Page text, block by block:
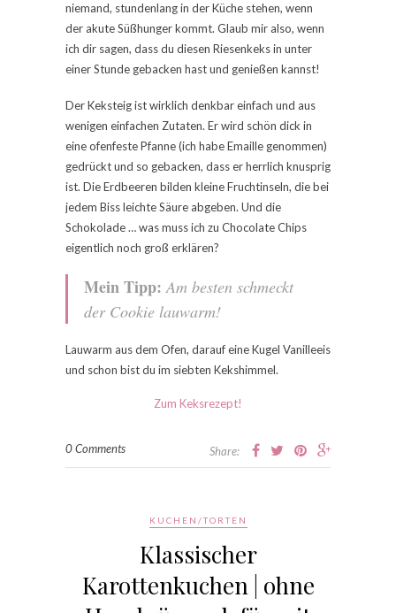
niemand, stundenlang in der Küche stehen, wenn
der akute Süßhunger kommt. Glaub mir also, wenn
ich dir sagen, dass du diesen Riesenkeks in unter
einer Stunde gebacken hast und genießen kannst!
Der Keksteig ist wirklich denkbar einfach und aus
wenigen einfachen Zutaten. Er wird schön dick in
eine ofenfeste Pfanne (ich habe Emaille genommen)
gedrückt und so gebacken, dass er herrlich knusprig
ist. Die Erdbeeren bilden kleine Fruchtinseln, die bei
jedem Biss leichte Säure abgeben. Und die
Schokolade … was muss ich zu Chocolate Chips
eigentlich noch groß erklären?
Mein Tipp:Am besten schmeckt
der Cookie lauwarm!
Lauwarm aus dem Ofen, darauf eine Kugel Vanilleeis
und schon bist du im siebten Kekshimmel.
Zum Keksrezept!
0 Comments Share:
KUCHEN/TORTEN
Klassischer
Karottenkuchen | ohne